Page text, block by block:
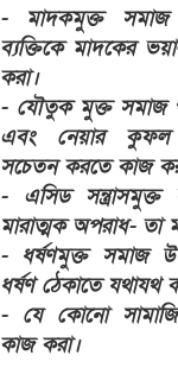
- মাদকমুক্ত সমাজ
ব্যক্তিকে মাদকের
করা।
- যৌতুক মুক্ত সমাজ
এবং নেয়ার কুফল
সচেতন করতে কাজ
- এসিড
মারাত্মক অপরাধ- তা
- ধর্ষণমুক্ত সমাজ
ধর্ষণ ঠেকাতে যথাযথ
- যে কোনো
কাজ করা।